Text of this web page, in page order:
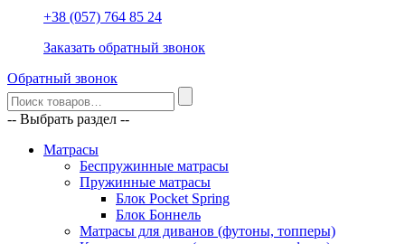
+38 (057) 764 85 24
Заказать обратный звонок
Обратный звонок
-- Выбрать раздел --
Матрасы
Беспружинные матрасы
Пружинные матрасы
Блок Pocket Spring
Блок Боннель
Матрасы для диванов (футоны, топперы)